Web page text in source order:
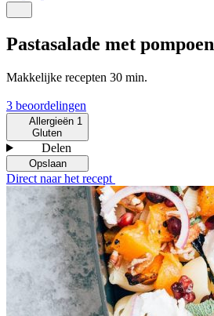
Pastasalade met pompoen
Makkelijke recepten 30 min.
3 beoordelingen
Allergieën 1
Gluten
Delen
Opslaan
Direct naar het recept